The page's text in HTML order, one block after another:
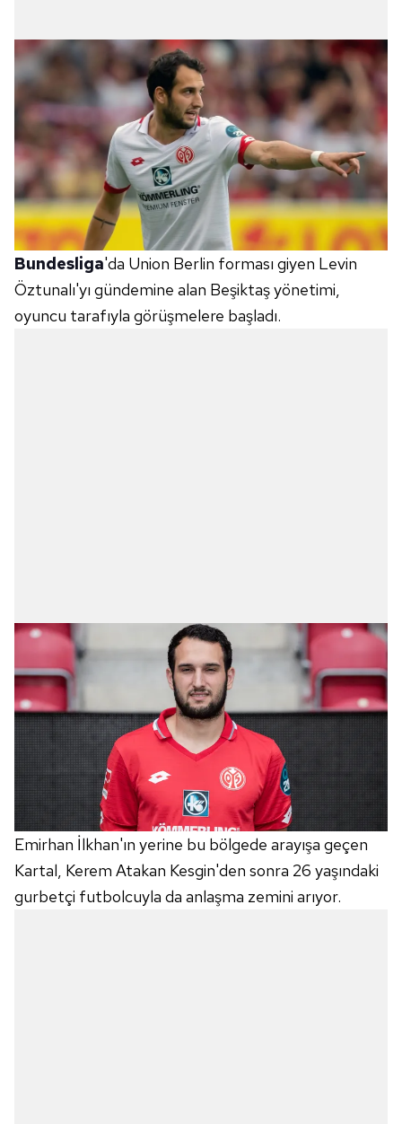
Bundesliga'da Union Berlin forması giyen Levin
Öztunalı'yı gündemine alan Beşiktaş yönetimi,
oyuncu tarafıyla görüşmelere başladı.
Emirhan İlkhan'ın yerine bu bölgede arayışa geçen
Kartal, Kerem Atakan Kesgin'den sonra 26 yaşındaki
gurbetçi futbolcuyla da anlaşma zemini arıyor.